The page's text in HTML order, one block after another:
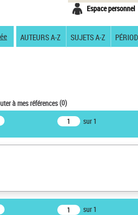
Espace personnel
AUTEURS A-Z SUJETS A-Z
à mes références(0)
sur 1
sur 1